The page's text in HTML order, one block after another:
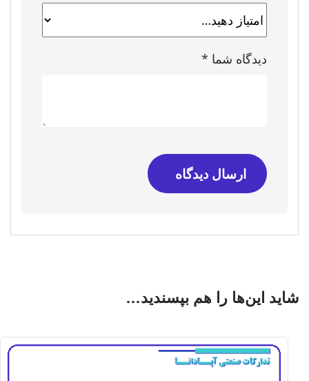
دیدگاه شما *
ارسال دیدگاه
شاید این‌ها را هم بپسندید…